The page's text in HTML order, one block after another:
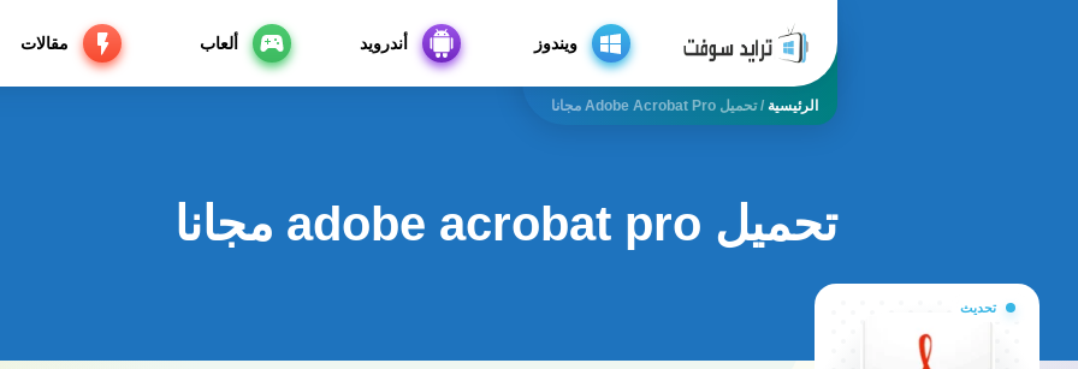
ويندوز أندرويد ألعاب مقالات
الرئيسية /تحميل Adobe Acrobat Pro مجانا
تحميل adobe acrobat pro مجانا
تحديث